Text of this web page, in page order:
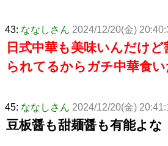
43: ななしさん 2024/12/20(金)
日式中華も美味いんだけ
られてるからガチ中華食
45: ななしさん 2024/12/20(金)
豆板醤も甜麺醤も有能よな